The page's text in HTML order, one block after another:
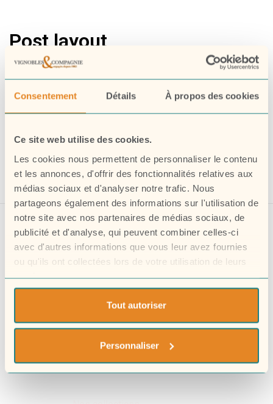
Consentement Détails À propos des cookies
Ce site web utilise des cookies.
Les cookies nous permettent de personnaliser le contenu
et les annonces, d'offrir des fonctionnalités relatives aux
médias sociaux et d'analyser notre trafic. Nous
partageons également des informations sur l'utilisation de
notre site avec nos partenaires de médias sociaux, de
publicité et d'analyse, qui peuvent combiner celles-ci
avec d'autres informations que vous leur avez fournies
ou qu'ils ont collectées lors de votre utilisation de leurs
services.
Tout autoriser
Personnaliser
Post layout
Prallax Image
Simple Title